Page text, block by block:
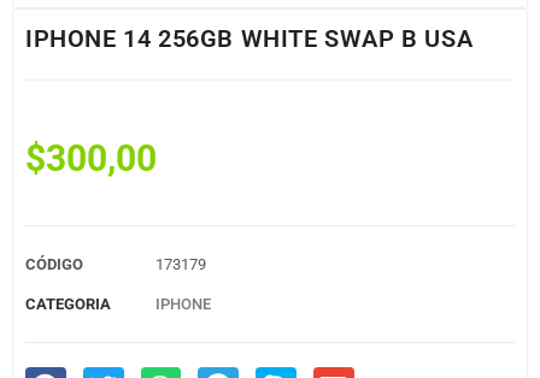
IPHONE 14 256GB WHITE SWAP B USA
$300,00
CÓDIGO 173179
CATEGORIA IPHONE